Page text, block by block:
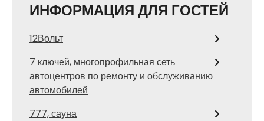
ИНФОРМАЦИЯ ДЛЯ ГОСТЕЙ
12Вольт
7 ключей, многопрофильная сеть
автоцентров по ремонту и обслуживанию
автомобилей
777, сауна